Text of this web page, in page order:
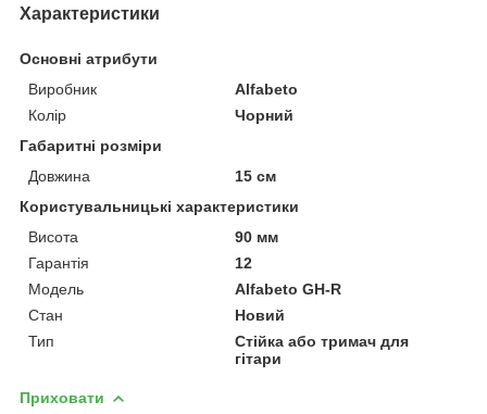
Характеристики
Основні атрибути
Виробник
Alfabeto
Колір
Чорний
Габаритні розміри
Довжина
15 см
Користувальницькі характеристики
Висота
90 мм
Гарантія
12
Мoдель
Alfabeto GH-R
Стан
Новий
Тип
Стійка або тримач для
гітари
Приховати